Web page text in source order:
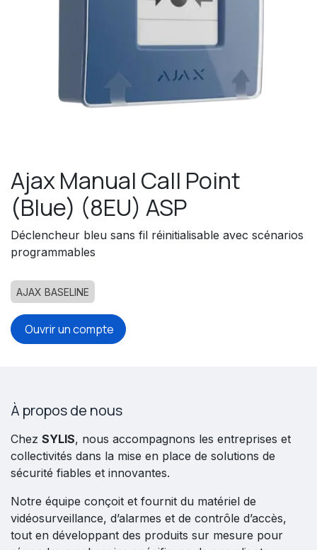
Ajax Manual Call Point
(Blue) (8EU) ASP
Déclencheur bleu sans fil réinitialisable avec scénarios
programmables
AJAX BASELINE
Ouvrir un compte
À propos de nous
Chez SYLIS, nous accompagnons les entreprises et
collectivités dans la mise en place de solutions de
sécurité fiables et innovantes.
Notre équipe conçoit et fournit du matériel de
vidéosurveillance, d’alarmes et de contrôle d’accès,
tout en développant des produits sur mesure pour